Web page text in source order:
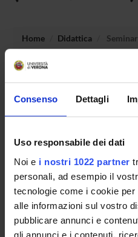
Consenso Dettagli
Uso responsabile dei dati
Noi e i nostri 1022 partner
personali, ad esempio il
tecnologie come i cookie
alle informazioni sul vostro
pubblicare annunci e
gli annunci e i contenuti,
Home Didattica
Non è stato trovato alcun
SKILLS.
OFFERTA FORMATIVA
CORSI DI STUDIO
DOTTORATI, MASTER E